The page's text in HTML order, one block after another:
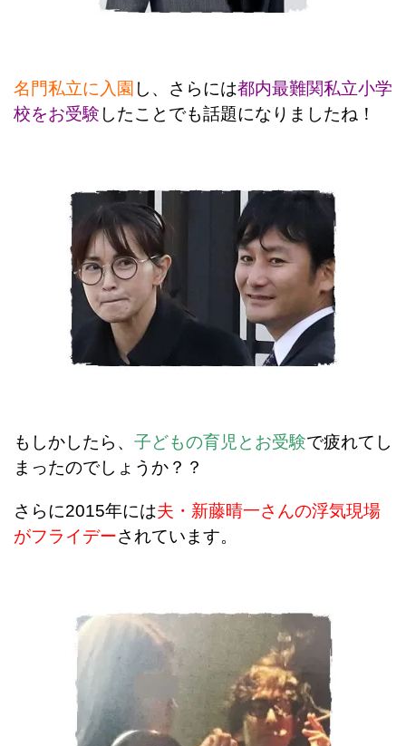
名門私立に入園 し、さらには都内最難関私立小学
校をお受験 したことでも話題になりましたね！
もしかしたら、 子どもの育児とお受験で疲れてし
まったのでしょうか？？
さらに2015年には夫・新藤晴一さんの浮気現場
がフライデーされています。